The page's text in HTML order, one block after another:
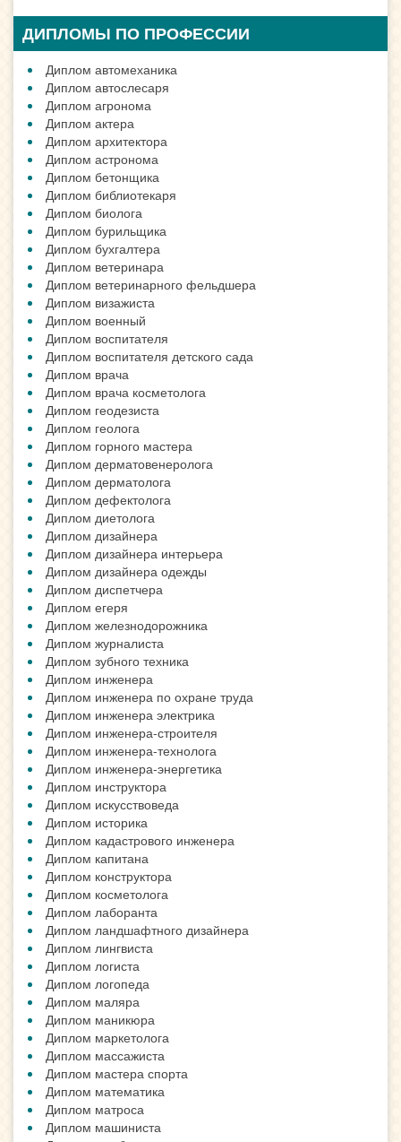
ДИПЛОМЫ ПО ПРОФЕССИИ
Диплом автомеханика
Диплом автослесаря
Диплом агронома
Диплом актера
Диплом архитектора
Диплом астронома
Диплом бетонщика
Диплом библиотекаря
Диплом биолога
Диплом бурильщика
Диплом бухгалтера
Диплом ветеринара
Диплом ветеринарного фельдшера
Диплом визажиста
Диплом военный
Диплом воспитателя
Диплом воспитателя детского сада
Диплом врача
Диплом врача косметолога
Диплом геодезиста
Диплом геолога
Диплом горного мастера
Диплом дерматовенеролога
Диплом дерматолога
Диплом дефектолога
Диплом диетолога
Диплом дизайнера
Диплом дизайнера интерьера
Диплом дизайнера одежды
Диплом диспетчера
Диплом егеря
Диплом железнодорожника
Диплом журналиста
Диплом зубного техника
Диплом инженера
Диплом инженера по охране труда
Диплом инженера электрика
Диплом инженера-строителя
Диплом инженера-технолога
Диплом инженера-энергетика
Диплом инструктора
Диплом искусствоведа
Диплом историка
Диплом кадастрового инженера
Диплом капитана
Диплом конструктора
Диплом косметолога
Диплом лаборанта
Диплом ландшафтного дизайнера
Диплом лингвиста
Диплом логиста
Диплом логопеда
Диплом маляра
Диплом маникюра
Диплом маркетолога
Диплом массажиста
Диплом мастера спорта
Диплом математика
Диплом матроса
Диплом машиниста